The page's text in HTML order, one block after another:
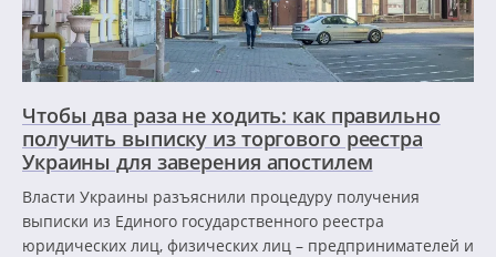
Чтобы два раза не ходить: как правильно
получить выписку из торгового реестра
Украины для заверения апостилем
Власти Украины разъяснили процедуру получения
выписки из Единого государственного реестра
юридических лиц, физических лиц – предпринимателей и